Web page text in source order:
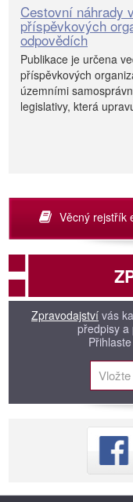
Cestovní náhrady
příspěvkových
odpovědích
Publikace je určena
příspěvkových
územními
legislativy, která
Věcný rejstřík
Zpravodajství vás
předpisy a